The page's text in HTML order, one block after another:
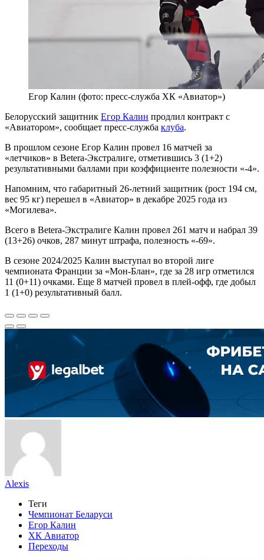
Егор Калин (фото: пресс-служба ХК «Авиатор»)
Белорусский защитник Егор Калин продлил контракт с
«Авиатором», сообщает пресс-служба клуба.
В прошлом сезоне Егор Калин провел 16 матчей за
«летчиков» в Betera-Экстралиге, отметившись 3 (1+2)
результативными баллами при коэффициенте полезности «-4».
Напомним, что габаритный 26-летний защитник (рост 194 см,
вес 95 кг) перешел в «Авиатор» в декабре 2025 года из
«Могилева».
Всего в Betera-Экстралиге Калин провел 261 матч и набрал 39
(13+26) очков, 287 минут штрафа, полезность «-69».
В сезоне 2024/2025 Калин выступал во второй лиге
чемпионата Франции за «Мон-Блан», где за 28 игр отметился
11 (0+11) очками. Еще 8 матчей провел в плей-офф, где добыл
1 (1+0) результативный балл.
Alexis
Теги
Чемпионат Беларуси
Егор Калин
ХК Авиатор
Переходы